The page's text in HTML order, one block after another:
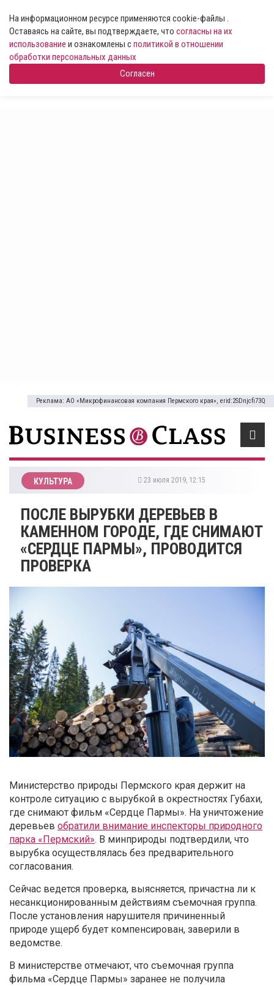
На информационном ресурсе применяются cookie-файлы .
Оставаясь на сайте, вы подтверждаете, что согласны на их
использование и ознакомлены сполитикой в отношении
обработки персональных данных
Согласен
Реклама: АО «Микрофинансовая компания Пермского края», erid:2SDnjcfi73Q
КУЛЬТУРА 23 июля 2019, 12:15
ПОСЛЕ ВЫРУБКИ ДЕРЕВЬЕВ В
КАМЕННОМ ГОРОДЕ, ГДЕ СНИМАЮТ
«СЕРДЦЕ ПАРМЫ», ПРОВОДИТСЯ
ПРОВЕРКА
Министерство природы Пермского края держит на
контроле ситуацию с вырубкой в окрестностях Губахи,
где снимают фильм «Сердце Пармы». На уничтожение
деревьев обратили внимание инспекторы природного
парка «Пермский». В минприроды подтвердили, что
вырубка осуществлялась без предварительного
согласования.
Сейчас ведется проверка, выясняется, причастна ли к
несанкционированным действиям съемочная группа.
После установления нарушителя причиненный
природе ущерб будет компенсирован, заверили в
ведомстве.
В министерстве отмечают, что съемочная группа
фильма «Сердце Пармы» заранее не получила